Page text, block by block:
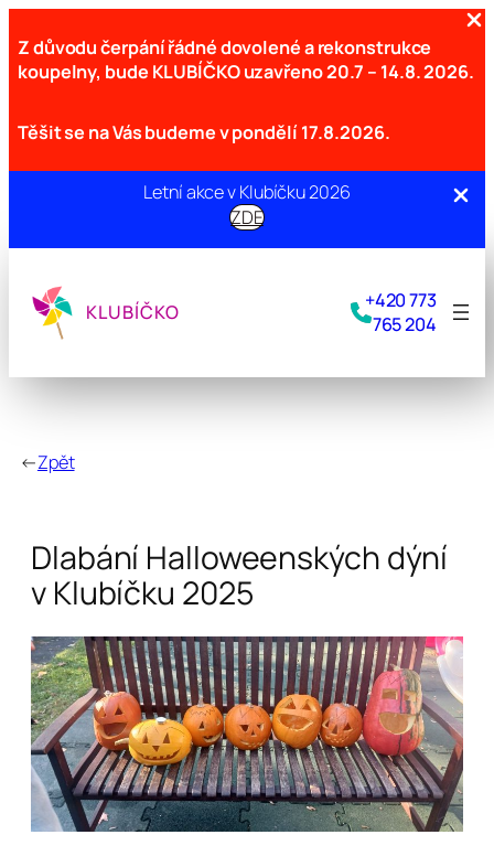
Z důvodu čerpání řádné dovolené a rekonstrukce
koupelny, bude KLUBÍČKO uzavřeno20.7 – 14.8. 2026.
Těšit se na Vás budeme v pondělí 17.8.2026.
Letní akce v Klubíčku 2026
ZDE
obsah
KLUBÍČKO
+420 773
765 204
←Zpět
Dlabání Halloweenských dýní
v Klubíčku 2025